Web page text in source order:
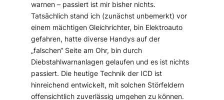
warnen – passiert ist mir bisher nichts.
Tatsächlich stand ich (zunächst unbemerkt) vor
einem mächtigen Gleichrichter, bin Elektroauto
gefahren, hatte diverse Handys auf der
„falschen“ Seite am Ohr, bin durch
Diebstahlwarnanlagen gelaufen und es ist nichts
passiert. Die heutige Technik der ICD ist
hinreichend entwickelt, mit solchen Störfeldern
offensichtlich zuverlässig umgehen zu können.